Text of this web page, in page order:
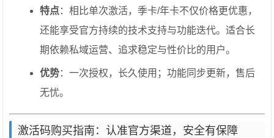
特点：相比单次激活，季卡/年卡不仅价格更优惠，
还能享受官方持续的技术支持与功能迭代。适合长
期依赖私域运营、追求稳定与性价比的用户。
优势：一次授权，长久使用；功能同步更新，售后
无忧。
激活码购买指南：认准官方渠道，安全有保障